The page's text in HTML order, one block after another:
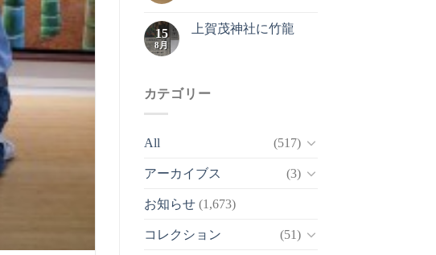
15
8月
上賀茂神社に竹龍
カテゴリー
All (517)
アーカイブス (3)
お知らせ(1,673)
コレクション (51)